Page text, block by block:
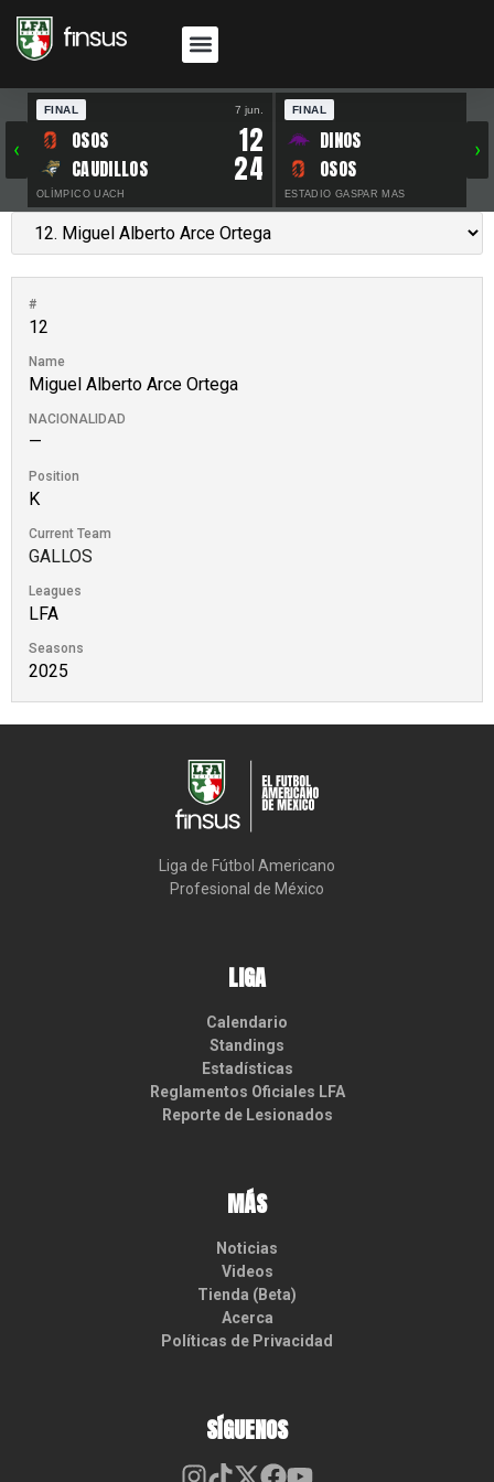
‹
FINAL 7 jun.
OSOS 12
CAUDILLOS 24
OLÍMPICO UACH
FINAL
DINOS
OSOS
ESTADIO GASPAR MAS
›
#
12
Name
Miguel Alberto Arce Ortega
NACIONALIDAD
—
Position
K
Current Team
GALLOS
Leagues
LFA
Seasons
2025
Liga de Fútbol Americano
Profesional de México
LIGA
Calendario
Standings
Estadísticas
Reglamentos Oficiales LFA
Reporte de Lesionados
MÁS
Noticias
Videos
Tienda (Beta)
Acerca
Políticas de Privacidad
SÍGUENOS